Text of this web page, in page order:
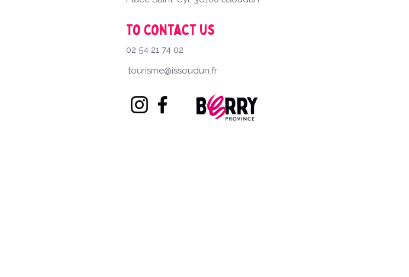
To contact us
02 54 21 74 02
tourisme@issoudun.fr